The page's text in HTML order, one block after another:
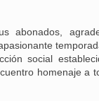
abonados,
social
homenaje a